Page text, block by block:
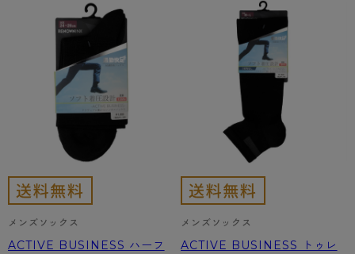
メンズソックス
ACTIVE BUSINESS ハーフ
メンズソックス
ACTIVE BUSINESS トゥレ